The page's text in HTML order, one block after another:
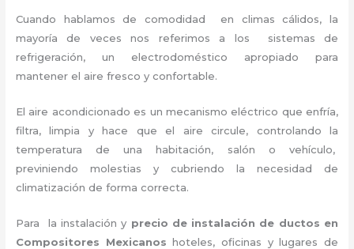
Cuando hablamos de comodidad en climas cálidos, la
mayoría de veces nos referimos a los sistemas de
refrigeración, un electrodoméstico apropiado para
mantener el aire fresco y confortable.
El aire acondicionado es un mecanismo eléctrico que enfría,
filtra, limpia y hace que el aire circule, controlando la
temperatura de una habitación, salón o vehículo,
previniendo molestias y cubriendo la necesidad de
climatización de forma correcta.
Para la instalación y precio de instalación de ductos en
Compositores Mexicanoshoteles, oficinas y lugares de